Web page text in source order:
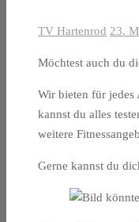
TV Hartenrod 23.
Möchtest auch du
Wir bieten für jedes
kannst du alles
weitere
Gerne kannst du